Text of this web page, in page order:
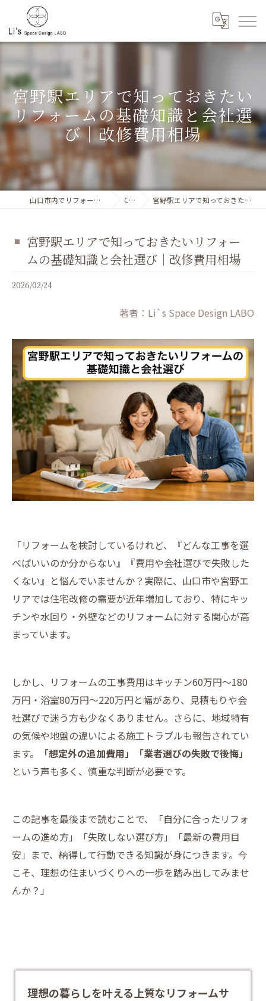
宮野駅エリアで知っておきたい
リフォームの基礎知識と会社選
び｜改修費用相場
山口市内でリフォーム工事に対応するLi`s SpaceDesignLABO Column 宮野駅エリアで知っておきたいリフォームの基礎知識と会社選び｜改修費用相場
宮野駅エリアで知っておきたいリフォー
ムの基礎知識と会社選び｜改修費用相場
2026/02/24
著者：Li`s Space Design LABO
「リフォームを検討しているけれど、『どんな工事を選
べばいいのか分からない』『費用や会社選びで失敗した
くない』と悩んでいませんか？実際に、山口市や宮野エ
リアでは住宅改修の需要が近年増加しており、特にキッ
チンや水回り・外壁などのリフォームに対する関心が高
まっています。
しかし、リフォームの工事費用はキッチン60万円～180
万円・浴室80万円～220万円と幅があり、見積もりや会
社選びで迷う方も少なくありません。さらに、地域特有
の気候や地盤の違いによる施工トラブルも報告されてい
ます。
「想定外の追加費用」「業者選びの失敗で後悔」
という声も多く、慎重な判断が必要です。
この記事を最後まで読むことで、「自分に合ったリフォ
ームの進め方」「失敗しない選び方」「最新の費用目
安」まで、納得して行動できる知識が身につきます。今
こそ、理想の住まいづくりへの一歩を踏み出してみませ
んか？」
理想の暮らしを叶える上質なリフォームサ